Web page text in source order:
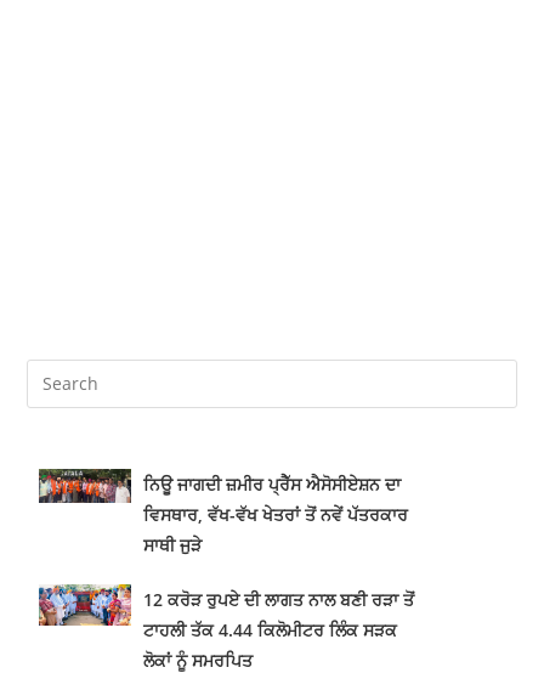
ਨਿਊ ਜਾਗਦੀ ਜ਼ਮੀਰ ਪ੍ਰੈੱਸ ਐਸੋਸੀਏਸ਼ਨ ਦਾ
ਵਿਸਥਾਰ, ਵੱਖ-ਵੱਖ ਖੇਤਰਾਂ ਤੋਂ ਨਵੇਂ ਪੱਤਰਕਾਰ
ਸਾਥੀ ਜੁੜੇ
12 ਕਰੋੜ ਰੁਪਏ ਦੀ ਲਾਗਤ ਨਾਲ ਬਣੀ ਰੜਾ ਤੋਂ
ਟਾਹਲੀ ਤੱਕ 4.44 ਕਿਲੋਮੀਟਰ ਲਿੰਕ ਸੜਕ
ਲੋਕਾਂ ਨੂੰ ਸਮਰਪਿਤ